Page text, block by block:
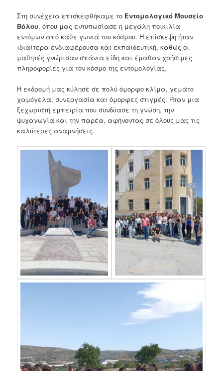
Στη συνέχεια επισκεφθήκαμε το Εντομολογικό Μουσείο
Βόλου, όπου μας εντυπωσίασε η μεγάλη ποικιλία
εντόμων από κάθε γωνιά του κόσμου. Η επίσκεψη ήταν
ιδιαίτερα ενδιαφέρουσα και εκπαιδευτική, καθώς οι
μαθητές γνώρισαν σπάνια είδη και έμαθαν χρήσιμες
πληροφορίες για τον κόσμο της εντομολογίας.
Η εκδρομή μας κύλησε σε πολύ όμορφο κλίμα, γεμάτο
χαμόγελα, συνεργασία και όμορφες στιγμές. Ήταν μια
ξεχωριστή εμπειρία που συνδύασε τη γνώση, την
ψυχαγωγία και την παρέα, αφήνοντας σε όλους μας τις
καλύτερες αναμνήσεις.